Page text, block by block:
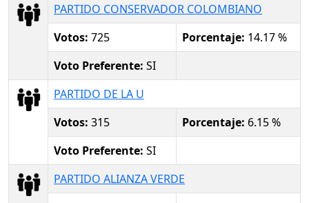
PARTIDO CONSERVADOR COLOMBIANO
Votos: 725 Porcentaje: 14.17 %
Voto Preferente: SI
PARTIDO DE LA U
Votos: 315 Porcentaje: 6.15 %
Voto Preferente: SI
PARTIDO ALIANZA VERDE